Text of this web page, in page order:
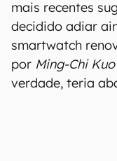
mais recentes
decidido adiar
smartwatch
por Ming-Chi Kuo
verdade, teria